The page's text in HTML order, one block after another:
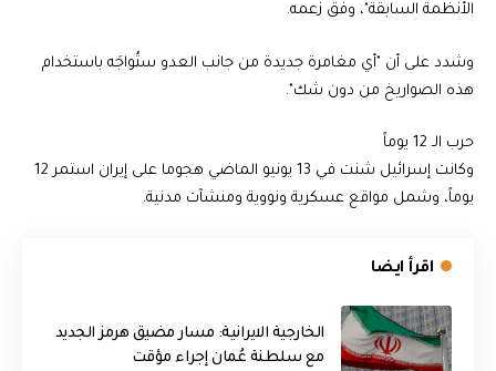
الأنظمة السابقة"، وفق زعمه.
وشدد على أن "أي مغامرة جديدة من جانب العدو ستُواجَه باستخدام
هذه الصواريخ من دون شك".
حرب الـ 12 يوماً
وكانت إسرائيل شنت في 13 يونيو الماضي هجوما على إيران استمر 12
يوماً، وشمل مواقع عسكرية ونووية ومنشآت مدنية.
اقرأ ايضا
الخارجية الايرانية: مسار مضيق هرمز الجديد
مع سلطنة عُمان إجراء مؤقت